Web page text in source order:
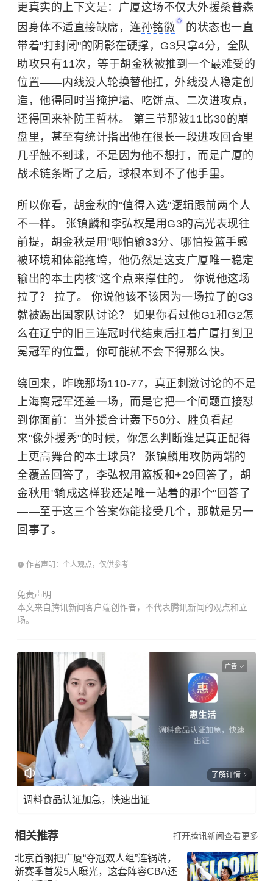
更真实的上下文是：广厦这场不仅大外援桑普森
因身体不适直接缺席，连孙铭徽
的状态也一直
带着"打封闭"的阴影在硬撑，G3只拿4分，全队
助攻只有11次，等于胡金秋被推到一个最难受的
位置——内线没人轮换替他扛，外线没人稳定创
造，他得同时当掩护墙、吃饼点、二次进攻点，
还得回来补防王哲林。 第三节那波11比30的崩
盘里，甚至有统计指出他在很长一段进攻回合里
几乎触不到球，不是因为他不想打，而是广厦的
战术链条断了之后，球根本到不了他手里。
所以你看，胡金秋的"值得入选"逻辑跟前两个人
不一样。 张镇麟和李弘权是用G3的高光表现往
前提，胡金秋是用"哪怕输33分、哪怕投篮手感
被环境和体能拖垮，他仍然是这支广厦唯一稳定
输出的本土内核"这个点来撑住的。 你说他这场
拉了？ 拉了。 你说他该不该因为一场拉了的G3
就被踢出国家队讨论？ 如果你看过他G1和G2怎
么在辽宁的旧三连冠时代结束后扛着广厦打到卫
冕冠军的位置，你可能就不会下得那么快。
绕回来，昨晚那场110-77，真正刺激讨论的不是
上海离冠军还差一场，而是它把一个问题直接怼
到你面前：当外援合计轰下50分、胜负看起
来"像外援秀"的时候，你怎么判断谁是真正配得
上更高舞台的本土球员？ 张镇麟用攻防两端的
全覆盖回答了，李弘权用篮板和+29回答了，胡
金秋用"输成这样我还是唯一站着的那个"回答了
——至于这三个答案你能接受几个，那就是另一
回事了。
作者声明：个人观点，仅供参考
免责声明
本文来自腾讯新闻客户端创作者，不代表腾讯新闻的观点和立
场。
广告
了解详情
调料食品认证加急，快速出证
相关推荐 打开腾讯新闻查看更多
北京首钢把广厦“夺冠双人组”连锅端，
新赛季首发5人曝光，这套阵容CBA还